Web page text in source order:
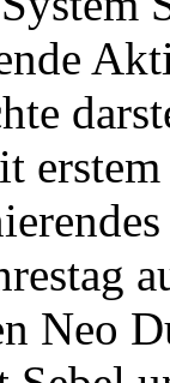
Neo